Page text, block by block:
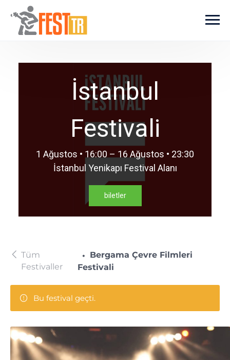
Ana içeriğe atla
İstanbul
Festivali
1 Ağustos • 16:00 – 16 Ağustos • 23:30
İstanbul Yenikapı Festival Alanı
biletler
Tüm
Festivaller
Bergama Çevre Filmleri
Festivali
Bu festival geçti.